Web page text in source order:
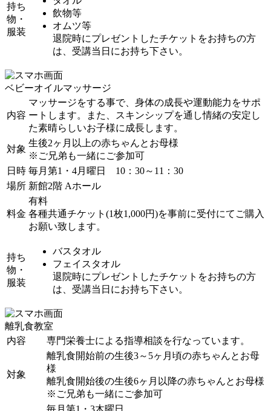
持ち
物・
服装
飲物等
オムツ等
退院時にプレゼントしたチケットをお持ちの方
は、受講当日にお持ち下さい。
ベビーオイルマッサージ
内容
マッサージをする事で、身体の成長や運動能力をサポ
ートします。また、スキンシップを通し情緒の安定し
た素晴らしいお子様に成長します。
対象
生後2ヶ月以上の赤ちゃんとお母様
※ご兄弟も一緒にご参加可
日時 毎月第1・4月曜日 10：30～11：30
場所 新館2階 Aホール
料金
有料
各種共通チケット(1枚1,000円)を事前に受付にてご購入
お願い致します。
持ち
物・
服装
バスタオル
フェイスタオル
退院時にプレゼントしたチケットをお持ちの方
は、受講当日にお持ち下さい。
離乳食教室
内容
専門栄養士による指導相談を行なっています。
対象
離乳食開始前の生後3～5ヶ月頃の赤ちゃんとお母
様
離乳食開始後の生後6ヶ月以降の赤ちゃんとお母様
※ご兄弟も一緒にご参加可